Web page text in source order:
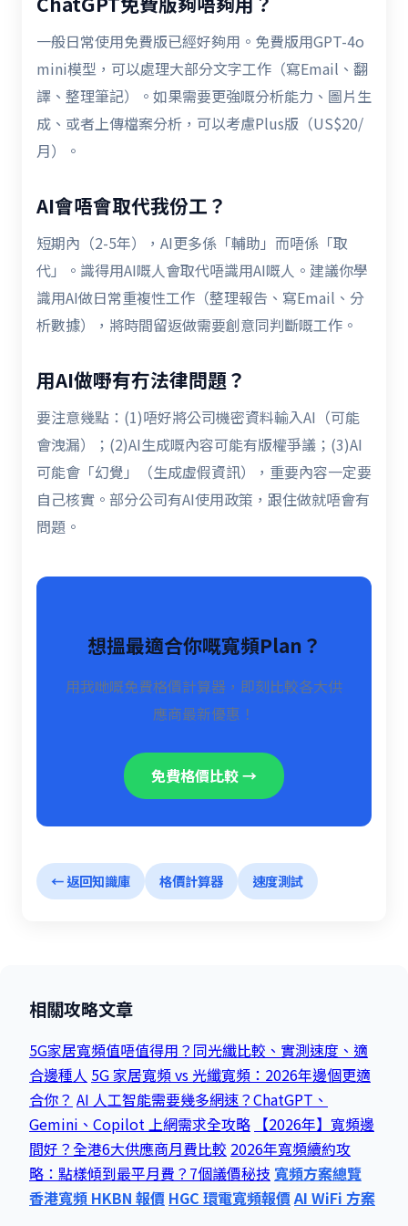
一般日常使用免費版已經好夠用。免費版用GPT-4o
mini模型，可以處理大部分文字工作（寫Email、翻
譯、整理筆記）。如果需要更強嘅分析能力、圖片生
成、或者上傳檔案分析，可以考慮Plus版（US$20/
月）。
AI會唔會取代我份工？
短期內（2-5年），AI更多係「輔助」而唔係「取
代」。識得用AI嘅人會取代唔識用AI嘅人。建議你學
識用AI做日常重複性工作（整理報告、寫Email、分
析數據），將時間留返做需要創意同判斷嘅工作。
用AI做嘢有冇法律問題？
要注意幾點：(1)唔好將公司機密資料輸入AI（可能
會洩漏）；(2)AI生成嘅內容可能有版權爭議；(3)AI
可能會「幻覺」（生成虛假資訊），重要內容一定要
自己核實。部分公司有AI使用政策，跟住做就唔會有
問題。
想搵最適合你嘅寬頻Plan？
用我哋嘅免費格價計算器，即刻比較各大供
應商最新優惠！
免費格價比較 →
← 返回知識庫 格價計算器 速度測試
相關攻略文章
5G家居寬頻值唔值得用？同光纖比較、實測速度、適
合邊種人 5G 家居寬頻 vs 光纖寬頻：2026年邊個更適
合你？ AI 人工智能需要幾多網速？ChatGPT、
Gemini、Copilot 上網需求全攻略 【2026年】寬頻邊
間好？全港6大供應商月費比較 2026年寬頻續約攻
略：點樣傾到最平月費？7個議價秘技 寬頻方案總覽
香港寬頻 HKBN 報價 HGC 環電寬頻報價AI WiFi 方案